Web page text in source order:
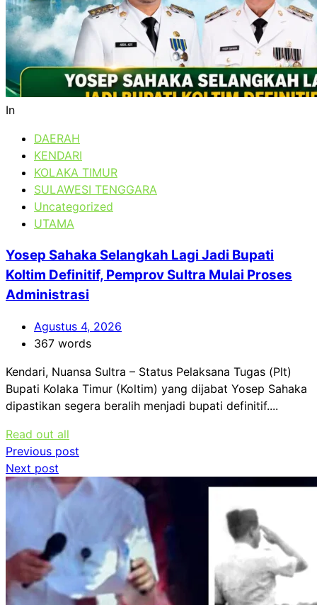
In
DAERAH
KENDARI
KOLAKA TIMUR
SULAWESI TENGGARA
Uncategorized
UTAMA
Yosep Sahaka Selangkah Lagi Jadi Bupati
Koltim Definitif, Pemprov Sultra Mulai Proses
Administrasi
Agustus 4, 2026
367 words
Kendari, Nuansa Sultra – Status Pelaksana Tugas (Plt)
Bupati Kolaka Timur (Koltim) yang dijabat Yosep Sahaka
dipastikan segera beralih menjadi bupati definitif....
Read out all
Navigasi
pos
Previous post
Next post